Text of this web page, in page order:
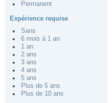
Permanent
Expérience requise
Sans
6 mois à 1 an
1 an
2 ans
3 ans
4 ans
5 ans
Plus de 5 ans
Plus de 10 ans